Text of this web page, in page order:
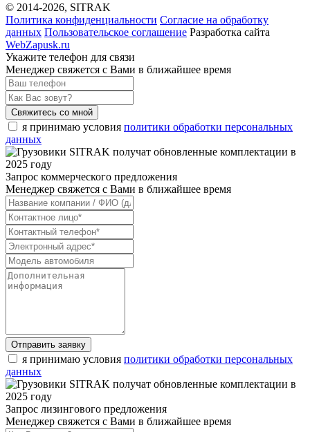
© 2014-2026, SITRAK
Политика конфиденциальности Согласие на обработку
данных Пользовательское соглашение Разработка сайта
WebZapusk.ru
Укажите телефон для связи
Менеджер свяжется с Вами в ближайшее время
Свяжитесь со мной
я принимаю условия политики обработки персональных
данных
Запрос коммерческого предложения
Менеджер свяжется с Вами в ближайшее время
Отправить заявку
я принимаю условия политики обработки персональных
данных
Запрос лизингового предложения
Менеджер свяжется с Вами в ближайшее время